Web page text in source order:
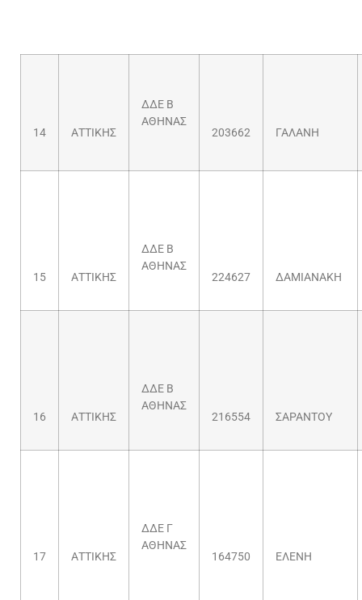
14 ΑΤΤΙΚΗΣ
ΔΔΕ Β
ΑΘΗΝΑΣ
203662
ΓΑΛΑΝΗ
15 ΑΤΤΙΚΗΣ
ΔΔΕ Β
ΑΘΗΝΑΣ
224627
ΔΑΜΙΑΝΑΚΗ
16 ΑΤΤΙΚΗΣ
ΔΔΕ Β
ΑΘΗΝΑΣ
216554
ΣΑΡΑΝΤΟΥ
17 ΑΤΤΙΚΗΣ
ΔΔΕ Γ
ΑΘΗΝΑΣ
164750
ΕΛΕΝΗ